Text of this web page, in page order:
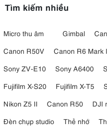
Tìm kiếm nhiều
Micro thu âm Gimbal
Canon R50V
Canon R6 Mark
Sony ZV-E10
Sony A6400
Fujifilm X-S20
Fujifilm X-T5
Nikon Z5 II
Canon R50 DJI
Đèn chụp studio
Thẻ nhớ